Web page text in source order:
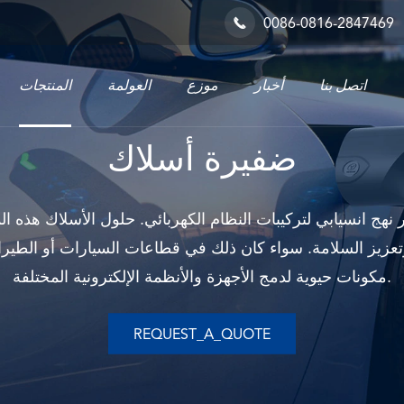
 0086-0816-2847469
المنتجات العولمة موزع أخبار اتصل بنا
ضفيرة أسلاك
انسيابي لتركيبات النظام الكهربائي. حلول الأسلاك
وتعزيز السلامة. سواء كان ذلك في قطاعات السيارات أو
REQUEST_A_QUOTE